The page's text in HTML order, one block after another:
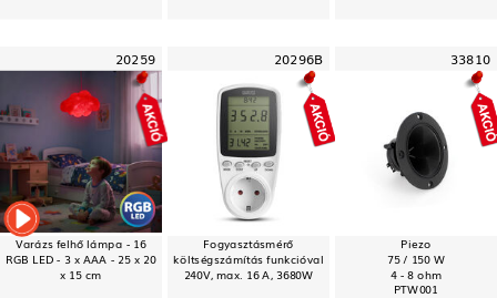
20259
Varázs felhő lámpa - 16
RGB LED - 3 x AAA - 25 x 20
x 15 cm
20296B
Fogyasztásmérő
költségszámítás funkcióval
240V, max. 16 A, 3680W
33810
Piezo
75 / 150 W
4 - 8 ohm
PTW001